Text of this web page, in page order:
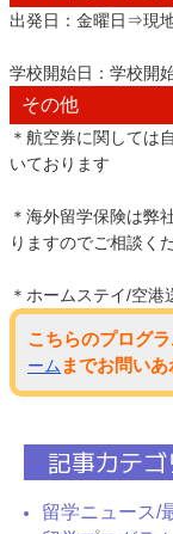
出発日：金曜日⇒現
学校開始日：学校開
その他
＊航空券に関しては
いております
＊海外留学保険は弊
りますのでご相談く
＊ホームステイ/空港
こちらのプログ
ーム までお問いあ
記事カテゴ
留学ニュース/